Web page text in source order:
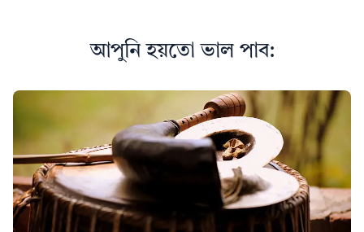
আপুনি হয়তো ভাল পাব: